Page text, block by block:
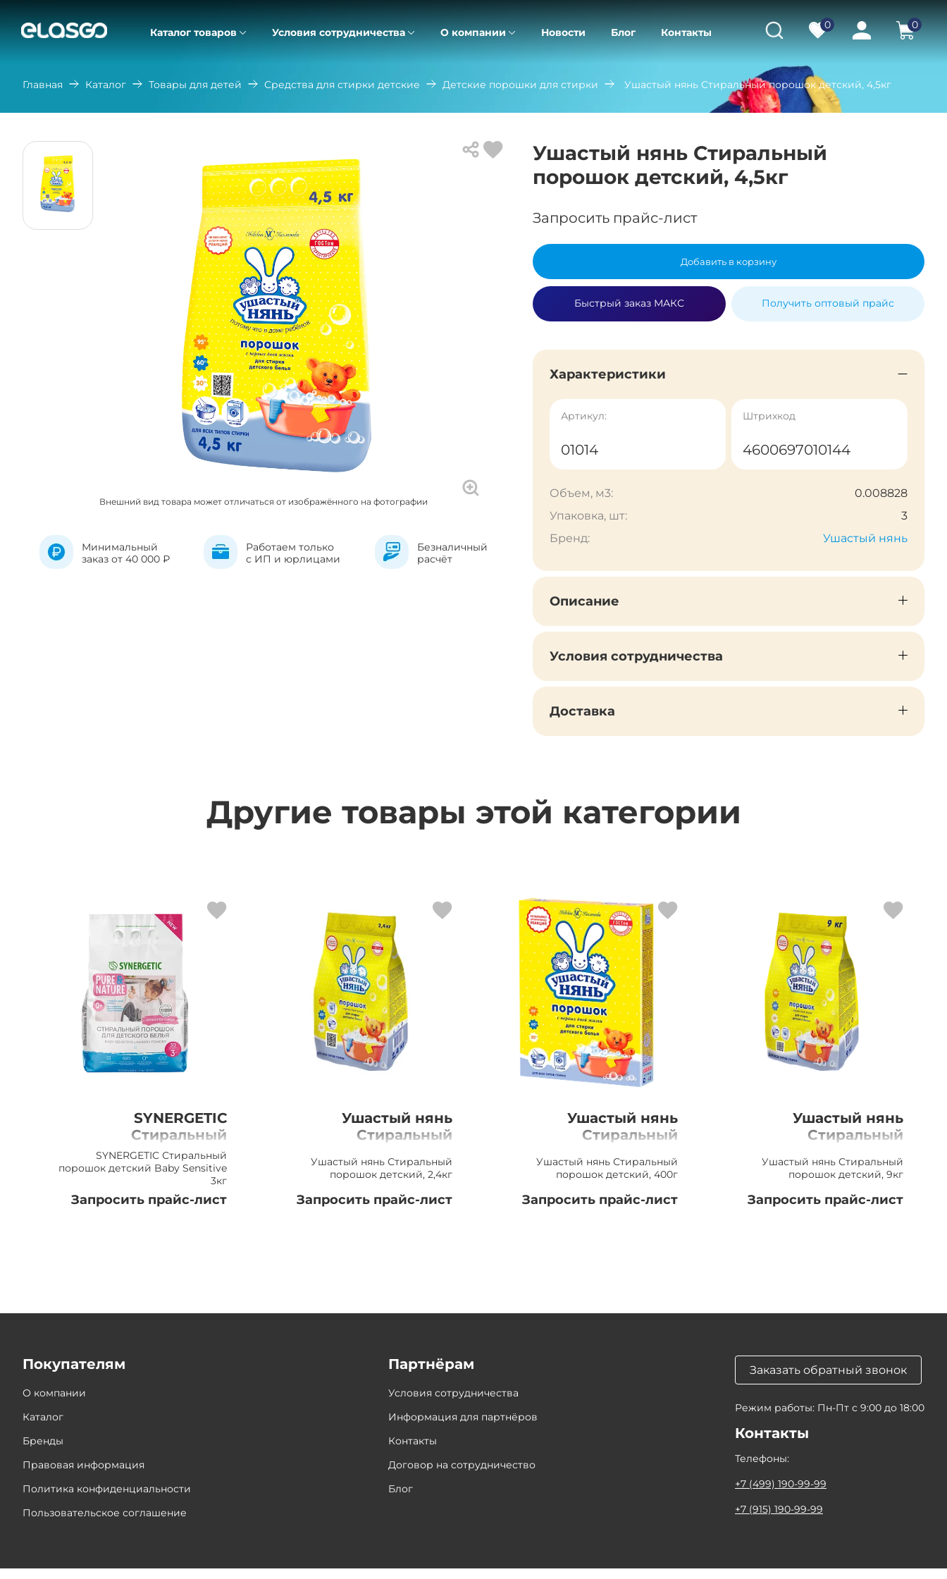
Каталог товаров Условия сотрудничества О компании Новости Блог Контакты
0 0
Главная Каталог Товары для детей Средства для стирки детские Детские порошки для стирки Ушастый нянь Стиральный порошок детский, 4,5кг
Внешний вид товара может отличаться от изображённого на фотографии
Минимальный
заказ от 40 000 ₽
Работаем только
с ИП и юрлицами
Безналичный
расчёт
Ушастый нянь Стиральный
порошок детский, 4,5кг
Запросить прайс-лист
Добавить в корзину
Быстрый заказ МАКС Получить оптовый прайс
Характеристики
Артикул:
01014
Штрихкод
4600697010144
Объем, м3:
0.008828
Упаковка, шт:
3
Бренд:
Ушастый нянь
Описание
Условия сотрудничества
Доставка
Другие товары этой категории
SYNERGETIC
Стиральный
порошок детский
Baby Sensitive 3кг
SYNERGETIC Стиральный
порошок детский Baby Sensitive
3кг
Запросить прайс-лист
Ушастый нянь
Стиральный
2,4кг
Ушастый нянь Стиральный
порошок детский, 2,4кг
Запросить прайс-лист
Ушастый нянь
Стиральный
400г
Ушастый нянь Стиральный
порошок детский, 400г
Запросить прайс-лист
Ушастый нянь
Стиральный
9кг
Ушастый нянь Стиральный
порошок детский, 9кг
Запросить прайс-лист
Покупателям
О компании
Каталог
Бренды
Правовая информация
Политика конфиденциальности
Пользовательское соглашение
Партнёрам
Условия сотрудничества
Информация для партнёров
Контакты
Договор на сотрудничество
Блог
Заказать обратный звонок
Режим работы: Пн-Пт с 9:00 до 18:00
Контакты
Телефоны:
+7 (499) 190-99-99
+7 (915) 190-99-99